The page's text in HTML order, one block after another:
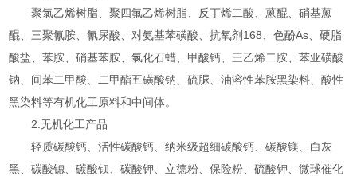
聚氯乙烯树脂、聚四氟乙烯树脂、反丁烯二酸、蒽醌、硝基蒽
醌、三聚氰胺、氰尿酸、对氨基苯磺酸、抗氧剂168、色酚As、硬脂
酸盐、苯胺、硝基苯胺、氯化石蜡、甲酸钙、三乙烯二胺、苯亚磺酸
钠、间苯二甲酸、二甲酯五磺酸钠、硫脲、油溶性苯胺黑染料、酸性
黑染料等有机化工原料和中间体。
2.无机化工产品
轻质碳酸钙、活性碳酸钙、纳米级超细碳酸钙、碳酸镁、白灰
黑、碳酸锶、碳酸钡、碳酸钾、立德粉、保险粉、硫酸钾、微球催化